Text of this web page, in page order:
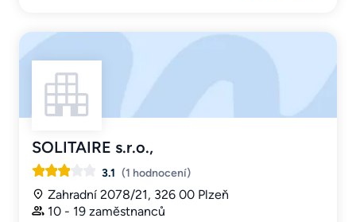
SOLITAIRE s.r.o.,
3.1 (1 hodnocení)
Zahradní 2078/21, 326 00 Plzeň
10 - 19 zaměstnanců